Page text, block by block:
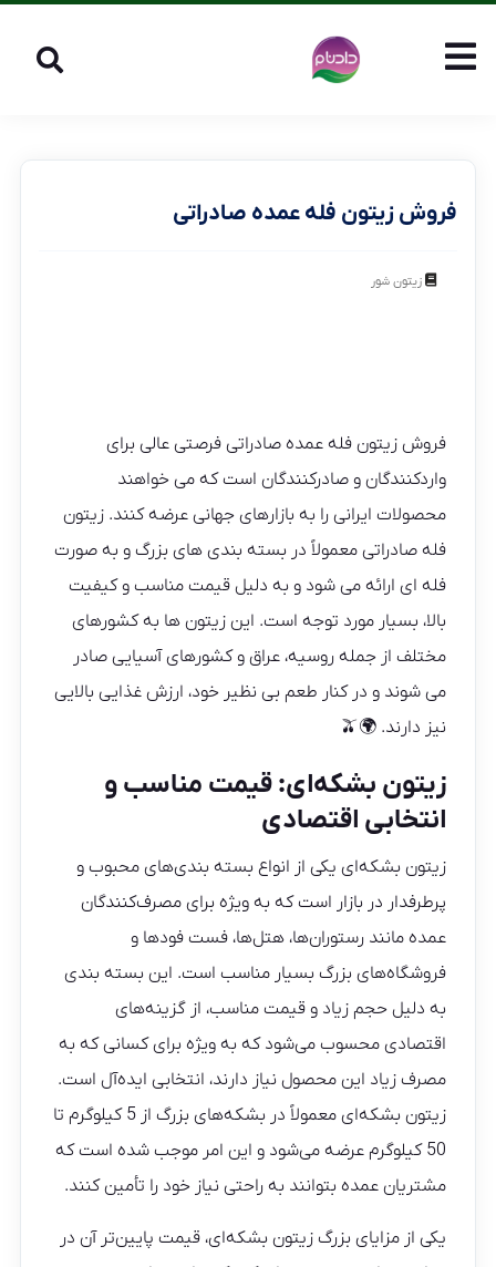
فروش زیتون فله عمده صادراتی
زیتون شور
فروش زیتون فله عمده صادراتی فرصتی عالی برای
واردکنندگان و صادرکنندگان است که می خواهند
محصولات ایرانی را به بازارهای جهانی عرضه کنند. زیتون
فله صادراتی معمولاً در بسته بندی های بزرگ و به صورت
فله ای ارائه می شود و به دلیل قیمت مناسب و کیفیت
بالا، بسیار مورد توجه است. این زیتون ها به کشورهای
مختلف از جمله روسیه، عراق و کشورهای آسیایی صادر
می شوند و در کنار طعم بی نظیر خود، ارزش غذایی بالایی
نیز دارند. 🌍🫒
زیتون بشکه‌ای: قیمت مناسب و
انتخابی اقتصادی
زیتون بشکه‌ای یکی از انواع بسته‌ بندی‌های محبوب و
پرطرفدار در بازار است که به‌ ویژه برای مصرف‌کنندگان
عمده مانند رستوران‌ها، هتل‌ها، فست فودها و
فروشگاه‌های بزرگ بسیار مناسب است. این بسته‌ بندی
به دلیل حجم زیاد و قیمت مناسب، از گزینه‌های
اقتصادی محسوب می‌شود که به‌ ویژه برای کسانی که به
مصرف زیاد این محصول نیاز دارند، انتخابی ایده‌آل است.
زیتون بشکه‌ای معمولاً در بشکه‌های بزرگ از 5 کیلوگرم تا
50 کیلوگرم عرضه می‌شود و این امر موجب شده است که
مشتریان عمده بتوانند به‌ راحتی نیاز خود را تأمین کنند.
یکی از مزایای بزرگ زیتون بشکه‌ای، قیمت پایین‌تر آن در